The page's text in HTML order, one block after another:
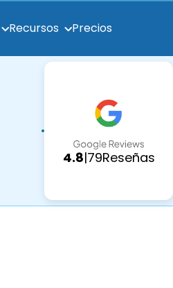
Recursos Precios
4.8|79Reseñas